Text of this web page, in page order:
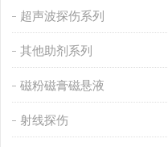
超声波探伤系列
其他助剂系列
磁粉磁膏磁悬液
射线探伤